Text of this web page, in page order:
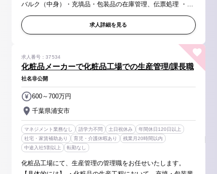
バルク（中身）・充填品・包装品の在庫管理、伝票処理 ・生
産設備及び生産効率化の検討 ・化粧品原料の秤量 ・化粧品バ
ルク（中身...
求人詳細を見る
化粧品メーカーで化粧品工場での生産管理/課長職
求人番号：37534
社名非公開
千葉県浦安市
600～700万円
マネジメント業務なし 語学力不問 土日祝休み
年間休日120日以上
社宅・家賃補助あり
育児・介護休暇あり
残業月20時間以内
中途入社5割以上
転勤なし
化粧品工場にて、生産管理の管理職をお任せいたします。